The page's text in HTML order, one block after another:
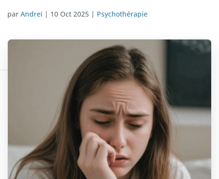
par Andrei | 10 Oct 2025 | Psychothérapie